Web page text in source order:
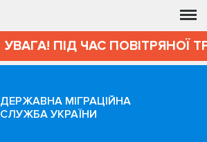
УВАГА! ПІД ЧАС ПОВІТРЯНОЇ
ДЕРЖАВНА МІГРАЦІЙНА
СЛУЖБА УКРАЇНИ